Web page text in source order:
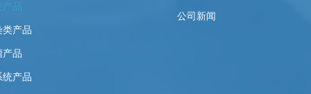
产品
类产品
产品
统产品
公司新闻